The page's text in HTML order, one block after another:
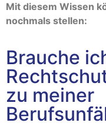
Mit diesem Wissen
nochmals stellen:
Brauche
zu meiner